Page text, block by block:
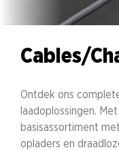
Cables/
Ontdek ons
laadoplossingen.
basisassortiment
opladers en